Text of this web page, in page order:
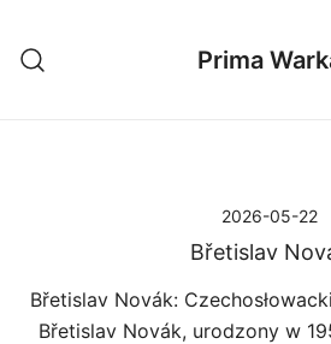
treści
Prima
2026-05-22
Břetislav
Břetislav Novák:
Břetislav Novák, urodzony w